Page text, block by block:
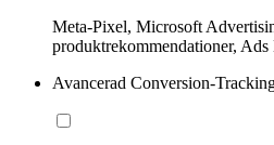
Meta-Pixel, Microsoft
produktrekommendationer, Ads
Avancerad Conversion-